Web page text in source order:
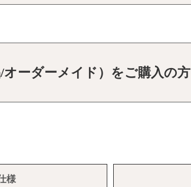
ーダーメイド）をご購入の方
様